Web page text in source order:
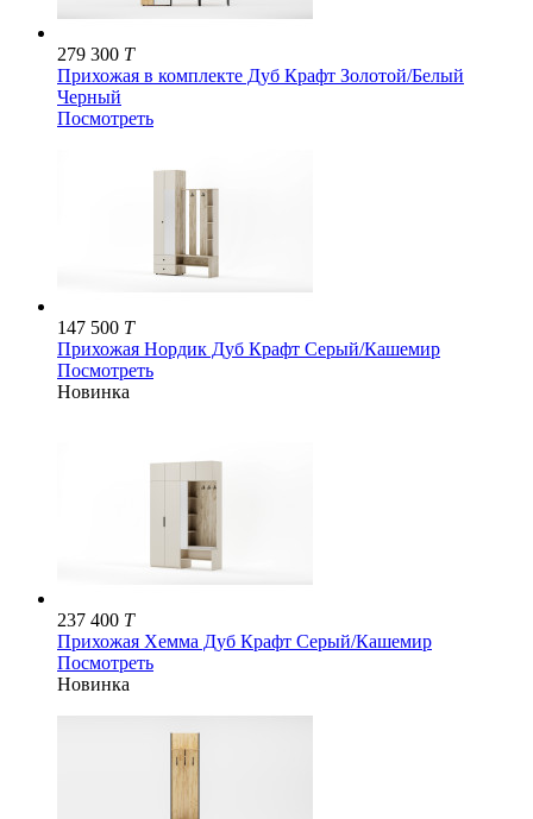
279 300 T
Прихожая в комплекте Дуб Крафт Золотой/Белый
Черный
Посмотреть
147 500 T
Прихожая Нордик Дуб Крафт Серый/Кашемир
Посмотреть
Новинка
237 400 T
Прихожая Хемма Дуб Крафт Серый/Кашемир
Посмотреть
Новинка